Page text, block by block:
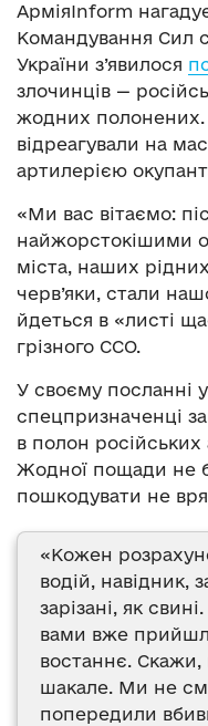
АрміяInform
Командування Сил
України з’явилося
злочинців —
жодних полонених.
відреагували на
артилерією
«Ми вас вітаємо:
найжорстокішими
міста, наших
черв’яки, стали
йдеться в «листі
грізного ССО.
У своєму посланні
спецпризначенці
в полон російських
Жодної пощади не
пошкодувати не
«Кожен
водій, навідник,
зарізані, як
вами вже
востаннє.
шакале. Ми не
попередили